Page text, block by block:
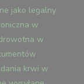
jako legalny
w
w
krwi w